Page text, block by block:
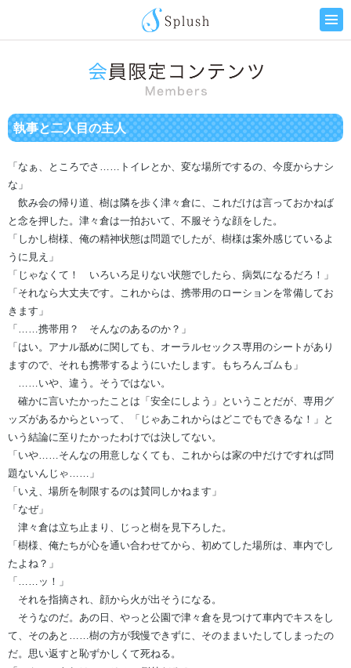
執事と二人目の主人
「なぁ、ところでさ……トイレとか、変な場所でするの、今度からナシ
な」
飲み会の帰り道、樹は隣を歩く津々倉に、これだけは言っておかねば
と念を押した。津々倉は一拍おいて、不服そうな顔をした。
「しかし樹様、俺の精神状態は問題でしたが、樹様は案外感じているよ
うに見え」
「じゃなくて！ いろいろ足りない状態でしたら、病気になるだろ！」
「それなら大丈夫です。これからは、携帯用のローションを常備してお
きます」
「……携帯用？ そんなのあるのか？」
「はい。アナル舐めに関しても、オーラルセックス専用のシートがあり
ますので、それも携帯するようにいたします。もちろんゴムも」
……いや、違う。そうではない。
確かに言いたかったことは「安全にしよう」ということだが、専用グ
ッズがあるからといって、「じゃあこれからはどこでもできるな！」と
いう結論に至りたかったわけでは決してない。
「いや……そんなの用意しなくても、これからは家の中だけですれば問
題ないんじゃ……」
「いえ、場所を制限するのは賛同しかねます」
「なぜ」
津々倉は立ち止まり、じっと樹を見下ろした。
「樹様、俺たちが心を通い合わせてから、初めてした場所は、車内でし
たよね？」
「……ッ！」
それを指摘され、顔から火が出そうになる。
そうなのだ。あの日、やっと公園で津々倉を見つけて車内でキスをし
て、そのあと……樹の方が我慢できずに、そのままいたしてしまったの
だ。思い返すと恥ずかしくて死ねる。